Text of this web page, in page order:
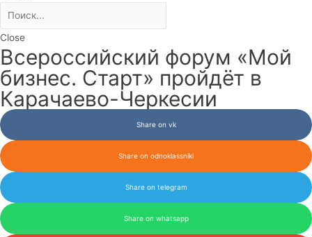
Close
Всероссийский форум «Мой
бизнес. Старт» пройдёт в
Карачаево-Черкесии
Share on vk
Share on odnoklassniki
Share on telegram
Share on whatsapp